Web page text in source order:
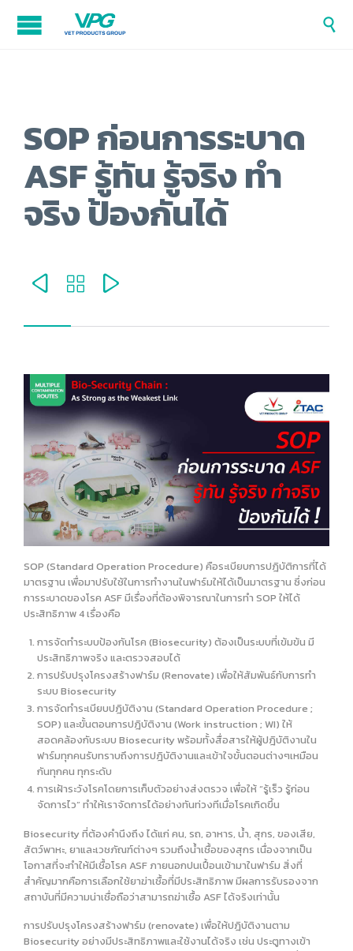

SOP ก่อนการระบาด
ASF รู้ทัน รู้จริง ทำ
จริง ป้องกันได้
  
SOP (Standard Operation Procedure) คือระเบียบการปฎิบัติการที่ได้
มาตรฐาน เพื่อมาปรับใช้ในการทำงานในฟาร์มให้ได้เป็นมาตรฐาน ซึ่งก่อน
การระบาดของโรค ASF มีเรื่องที่ต้องพิจารณาในการทำ SOP ให้ได้
ประสิทธิภาพ 4 เรื่องคือ
การจัดทำระบบป้องกันโรค (Biosecurity) ต้องเป็นระบบที่เข้มข้น มี
ประสิทธิภาพจริง และตรวจสอบได้
การปรับปรุงโครงสร้างฟาร์ม (Renovate) เพื่อให้สัมพันธ์กับการทำ
ระบบ Biosecurity
การจัดทำระเบียบปฎิบัติงาน (Standard Operation Procedure ;
SOP) และขั้นตอนการปฎิบัติงาน (Work instruction ; WI) ให้
สอดคล้องกับระบบ Biosecurity พร้อมทั้งสื่อสารให้ผู้ปฎิบัติงานใน
ฟาร์มทุกคนรับทราบถึงการปฎิบัติงานและเข้าใจขั้นตอนต่างๆเหมือน
กันทุกคน ทุกระดับ
การเฝ้าระวังโรคโดยการเก็บตัวอย่างส่งตรวจ เพื่อให้ “รู้เร็ว รู้ก่อน
จัดการไว” ทำให้เราจัดการได้อย่างทันท่วงทีเมื่อโรคเกิดขึ้น
Biosecurity ที่ต้องคำนึงถึง ได้แก่ คน, รถ, อาหาร, น้ำ, สุกร, ของเสีย,
สัตว์พาหะ, ยาและเวชภัณฑ์ต่างๆ รวมถึงน้ำเชื้อของสุกร เนื่องจากเป็น
โอกาสที่จะทำให้มีเชื้อโรค ASF ภายนอกปนเปื้อนเข้ามาในฟาร์ม สิ่งที่
สำคัญมากคือการเลือกใช้ยาฆ่าเชื้อที่มีประสิทธิภาพ มีผลการรับรองจาก
สถาบันที่มีความน่าเชื่อถือว่าสามารถฆ่าเชื้อ ASF ได้จริงเท่านั้น
การปรับปรุงโครงสร้างฟาร์ม (renovate) เพื่อให้ปฎิบัติงานตาม
Biosecurity อย่างมีประสิทธิภาพและใช้งานได้จริง เช่น ประตูทางเข้า